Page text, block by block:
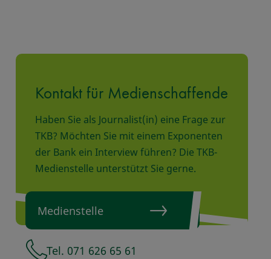
Kontakt für Medienschaffende
Haben Sie als Journalist(in) eine Frage zur
TKB? Möchten Sie mit einem Exponenten
der Bank ein Interview führen? Die TKB-
Medienstelle unterstützt Sie gerne.
Medienstelle
Tel. 071 626 65 61